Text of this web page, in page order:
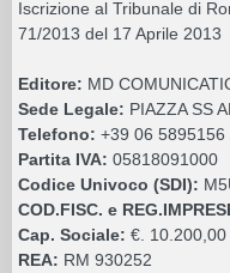
Iscrizione al Tribunale di
71/2013 del 17 Aprile 2013
Editore: MD
Sede Legale: PIAZZA SS
Telefono: +39 06
Partita IVA: 05818091000
Codice Univoco (SDI):
COD.FISC. e
Cap. Sociale: €. 10.200,00
REA: RM 930252